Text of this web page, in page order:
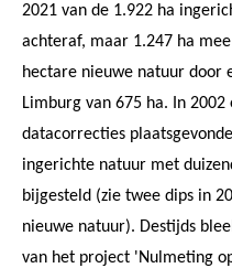
2021 van de 1.922 ha
achteraf, maar 1.247 ha
hectare nieuwe natuur door
Limburg van 675 ha. In
datacorrecties
ingerichte natuur met
bijgesteld (zie twee dips in
nieuwe natuur). Destijds
van het project 'Nulmeting